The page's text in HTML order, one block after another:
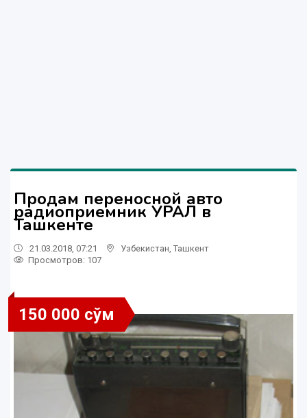
Продам переносной авто
радиоприемник УРАЛ в
Ташкенте
21.03.2018, 07:21 Узбекистан Ташкент
Просмотров: 107
150 000 сўм